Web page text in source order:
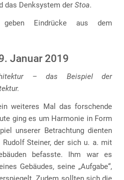
das Denksystem der Stoa.
Eindrücke aus dem
Januar 2019
– das Beispiel der
weiteres Mal das forschende
ging es um Harmonie in Form
unserer Betrachtung dienten
Rudolf Steiner, der sich u. a. mit
befasste. Ihm war es
Gebäudes, seine „Aufgabe“,